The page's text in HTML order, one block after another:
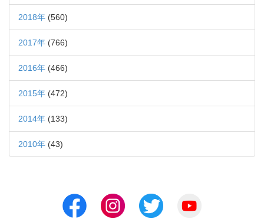
2018年 (560)
2017年 (766)
2016年 (466)
2015年 (472)
2014年 (133)
2010年 (43)